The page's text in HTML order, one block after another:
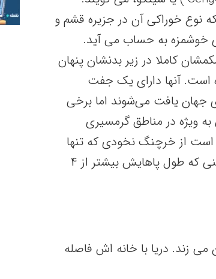
نوع خوراکی‌ آن در جزیره قشم‌ و
خوشمزه به‌ حساب می‌ آید.
کاملا در زیر بدنشان پنهان
آنها دارای یک‌ جفت‌
جهان یافت‌ می‌شوند اما برخی‌
ویژه در مناطق‌ گرمسیری
است‌ از خرچنگ‌ نخودی که‌ تنها
چند میلیمتر اندازه دارد تا خرچنگ‌ عنکبوتی‌ ژاپنی‌ که‌ طول پاهایش‌ بیشتر از ۴
می‌ زند. دریا با خانه‌ اش فاصله‌